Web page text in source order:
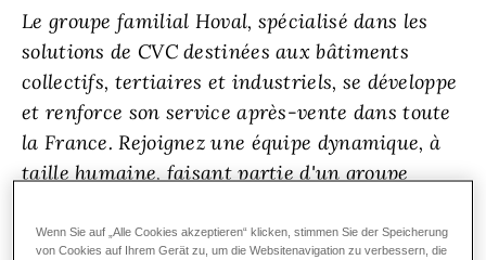
Le groupe familial Hoval, spécialisé dans les
solutions de CVC destinées aux bâtiments
collectifs, tertiaires et industriels, se développe
et renforce son service après-vente dans toute
la France. Rejoignez une équipe dynamique, à
taille humaine, faisant partie d'un groupe
Wenn Sie auf „Alle Cookies akzeptieren“ klicken, stimmen Sie der Speicherung
von Cookies auf Ihrem Gerät zu, um die Websitenavigation zu verbessern, die